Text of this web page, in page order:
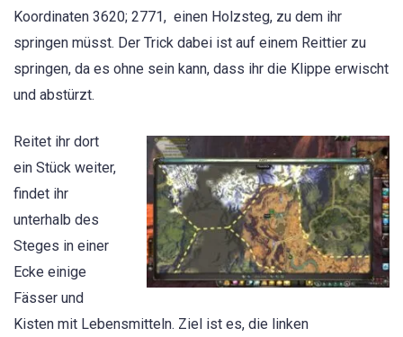
Koordinaten 3620; 2771, einen Holzsteg, zu dem ihr
springen müsst. Der Trick dabei ist auf einem Reittier zu
springen, da es ohne sein kann, dass ihr die Klippe erwischt
und abstürzt.
Reitet ihr dort
ein Stück weiter,
findet ihr
unterhalb des
Steges in einer
Ecke einige
Fässer und
Kisten mit Lebensmitteln. Ziel ist es, die linken